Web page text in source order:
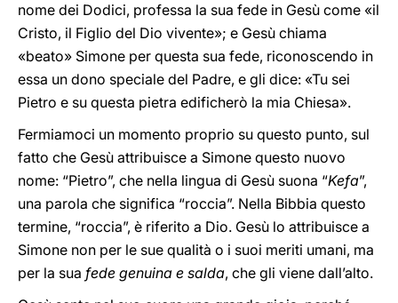
nome dei Dodici, professa la sua fede in Gesù come «il
Cristo, il Figlio del Dio vivente»; e Gesù chiama
«beato» Simone per questa sua fede, riconoscendo in
essa un dono speciale del Padre, e gli dice: «Tu sei
Pietro e su questa pietra edificherò la mia Chiesa».
Fermiamoci un momento proprio su questo punto, sul
fatto che Gesù attribuisce a Simone questo nuovo
nome: “Pietro”, che nella lingua di Gesù suona “Kefa”,
una parola che significa “roccia”. Nella Bibbia questo
termine, “roccia”, è riferito a Dio. Gesù lo attribuisce a
Simone non per le sue qualità o i suoi meriti umani, ma
per la sua fede genuina e salda, che gli viene dall’alto.